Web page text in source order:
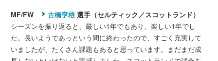
MF/FW 古橋亨梧 選手（セルティック／スコットランド）
シーズンを振り返ると、厳しい1年でもあり、楽しい1年でし
た。長いようであっという間に終わったので、すごく充実して
いましたが、たくさん課題もあると思っています。まだまだ成